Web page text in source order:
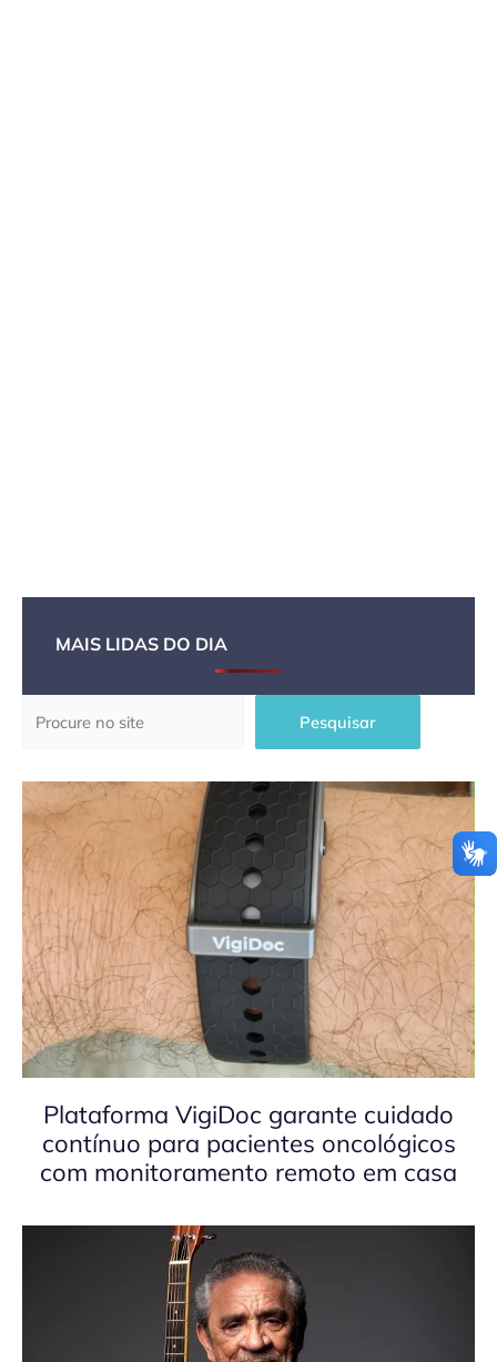
MAIS LIDAS DO DIA
Pesquisar
Plataforma VigiDoc garante cuidado
contínuo para pacientes oncológicos
com monitoramento remoto em casa